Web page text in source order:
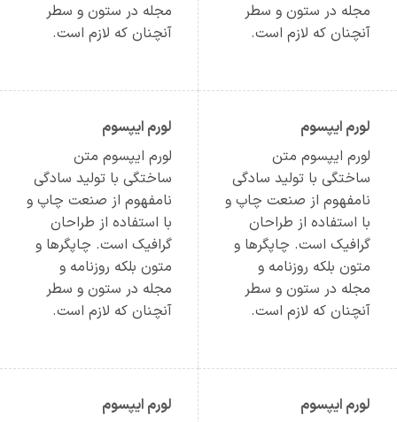
مجله در ستون و سطر
آنچنان که لازم است.
مجله در ستون و سطر
آنچنان که لازم است.
لورم ایپسوم
لورم ایپسوم متن
ساختگی با تولید سادگی
نامفهوم از صنعت چاپ و
با استفاده از طراحان
گرافیک است. چاپگرها و
متون بلکه روزنامه و
مجله در ستون و سطر
آنچنان که لازم است.
لورم ایپسوم
لورم ایپسوم متن
ساختگی با تولید سادگی
نامفهوم از صنعت چاپ و
با استفاده از طراحان
گرافیک است. چاپگرها و
متون بلکه روزنامه و
مجله در ستون و سطر
آنچنان که لازم است.
لورم ایپسوم
لورم ایپسوم